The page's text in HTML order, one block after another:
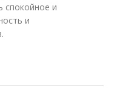
спокойное и
и